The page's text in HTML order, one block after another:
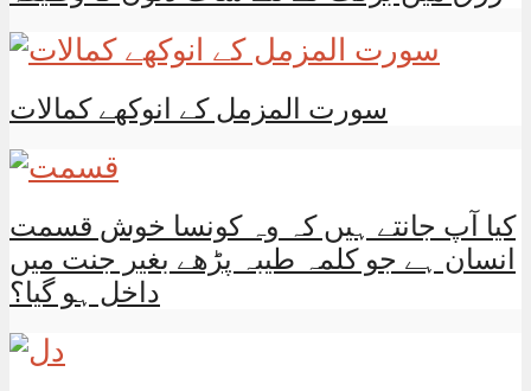
سورت المزمل کے انوکھے کمالات
کیا آپ جانتے ہیں کہ وہ کونسا خوش قسمت
انسان ہے جو کلمہ طیبہ پڑھے بغیر جنت میں
داخل ہو گیا؟